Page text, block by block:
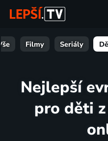
Filmy Seriály
Nejlepší
pro děti